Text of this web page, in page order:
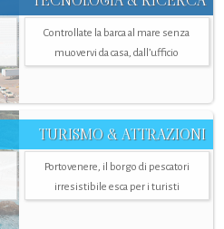
Controllate la barca al mare senza
muovervi da casa, dall’ufficio
TURISMO & ATTRAZIONI
Portovenere, il borgo di pescatori
irresistibile esca per i turisti